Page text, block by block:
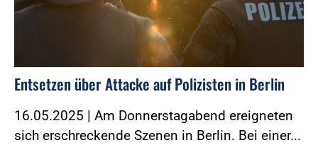
Entsetzen über Attacke auf Polizisten in Berlin
16.05.2025 | Am Donnerstagabend ereigneten
sich erschreckende Szenen in Berlin. Bei einer...